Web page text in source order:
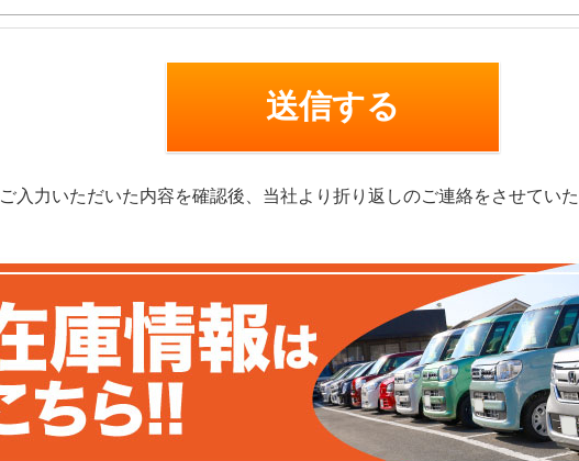
ご入力いただいた内容を確認後、当社より折り返しのご連絡をさせていた